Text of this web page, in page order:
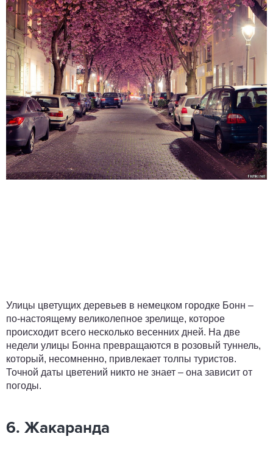
Улицы цветущих деревьев в немецком городке Бонн –
по-настоящему великолепное зрелище, которое
происходит всего несколько весенних дней. На две
недели улицы Бонна превращаются в розовый туннель,
который, несомненно, привлекает толпы туристов.
Точной даты цветений никто не знает – она зависит от
погоды.
6. Жакаранда